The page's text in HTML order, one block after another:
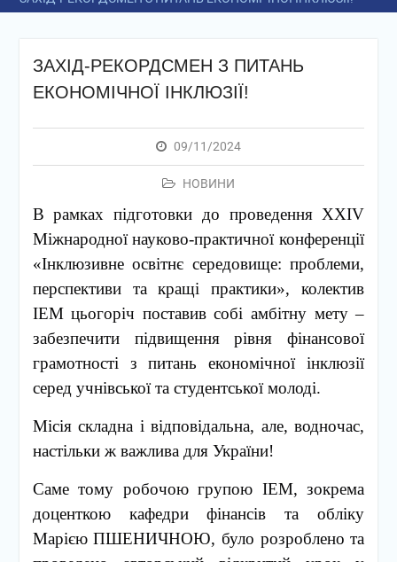
ЗАХІД-РЕКОРДСМЕН З ПИТАНЬ
ЕКОНОМІЧНОЇ ІНКЛЮЗІЇ!
09/11/2024
НОВИНИ
В рамках підготовки до проведення XXIV
Міжнародної науково-практичної конференції
«Інклюзивне освітнє середовище: проблеми,
перспективи та кращі практики», колектив
ІЕМ цьогоріч поставив собі амбітну мету –
забезпечити підвищення рівня фінансової
грамотності з питань економічної інклюзії
серед учнівської та студентської молоді.
Місія складна і відповідальна, але, водночас,
настільки ж важлива для України!
Саме тому робочою групою ІЕМ, зокрема
доценткою кафедри фінансів та обліку
Марією ПШЕНИЧНОЮ, було розроблено та